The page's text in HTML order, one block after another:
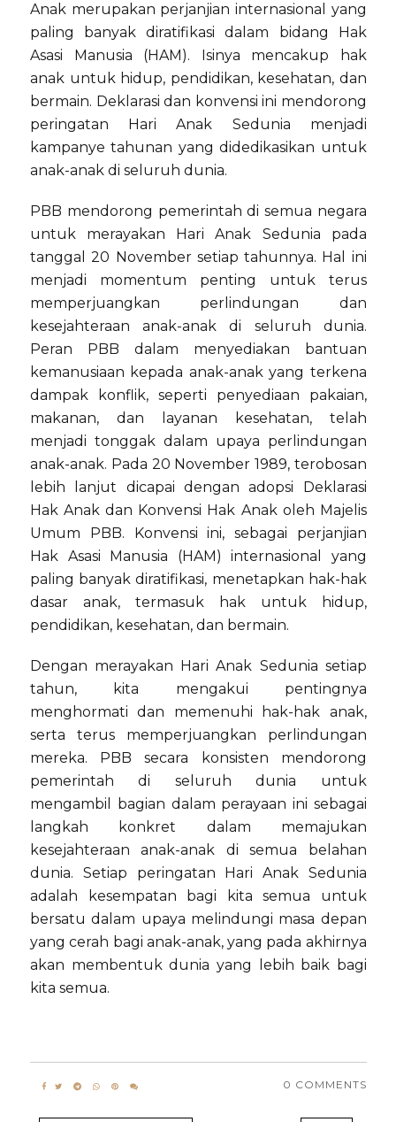
Anak merupakan perjanjian internasional yang
paling banyak diratifikasi dalam bidang Hak
Asasi Manusia (HAM). Isinya mencakup hak
anak untuk hidup, pendidikan, kesehatan, dan
bermain. Deklarasi dan konvensi ini mendorong
peringatan Hari Anak Sedunia menjadi
kampanye tahunan yang didedikasikan untuk
anak-anak di seluruh dunia.
PBB mendorong pemerintah di semua negara
untuk merayakan Hari Anak Sedunia pada
tanggal 20 November setiap tahunnya. Hal ini
menjadi momentum penting untuk terus
memperjuangkan perlindungan dan
kesejahteraan anak-anak di seluruh dunia.
Peran PBB dalam menyediakan bantuan
kemanusiaan kepada anak-anak yang terkena
dampak konflik, seperti penyediaan pakaian,
makanan, dan layanan kesehatan, telah
menjadi tonggak dalam upaya perlindungan
anak-anak. Pada 20 November 1989, terobosan
lebih lanjut dicapai dengan adopsi Deklarasi
Hak Anak dan Konvensi Hak Anak oleh Majelis
Umum PBB. Konvensi ini, sebagai perjanjian
Hak Asasi Manusia (HAM) internasional yang
paling banyak diratifikasi, menetapkan hak-hak
dasar anak, termasuk hak untuk hidup,
pendidikan, kesehatan, dan bermain.
Dengan merayakan Hari Anak Sedunia setiap
tahun, kita mengakui pentingnya
menghormati dan memenuhi hak-hak anak,
serta terus memperjuangkan perlindungan
mereka. PBB secara konsisten mendorong
pemerintah di seluruh dunia untuk
mengambil bagian dalam perayaan ini sebagai
langkah konkret dalam memajukan
kesejahteraan anak-anak di semua belahan
dunia. Setiap peringatan Hari Anak Sedunia
adalah kesempatan bagi kita semua untuk
bersatu dalam upaya melindungi masa depan
yang cerah bagi anak-anak, yang pada akhirnya
akan membentuk dunia yang lebih baik bagi
kita semua.
0 COMMENTS